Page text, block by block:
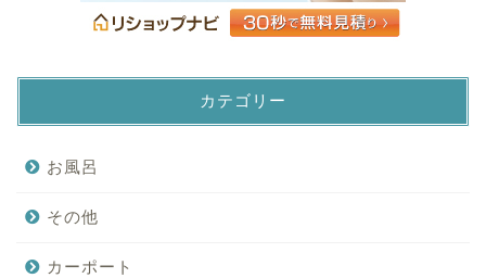
カテゴリー
お風呂
その他
カーポート